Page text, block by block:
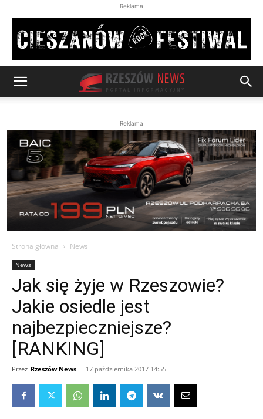
Reklama
Reklama
Strona główna News
News
Jak się żyje w Rzeszowie?
Jakie osiedle jest
najbezpieczniejsze?
[RANKING]
Przez Rzeszów News - 17 października 2017 14:55